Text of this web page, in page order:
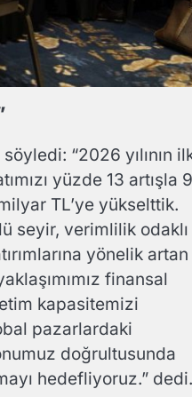
“2026 yılının
yüzde 13 artışla
TL’ye yükselttik.
seyir, verimlilik odaklı
yönelik artan
finansal
kapasitemizi
pazarlardaki
doğrultusunda
hedefliyoruz.” dedi.